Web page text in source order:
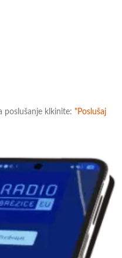
poslušanje klkinite: "Poslušaj